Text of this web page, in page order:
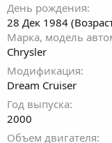
День рождения
28 Дек 1984
Марка, модель
Chrysler
Модификация
Dream Cruiser
Год выпуска
2000
Объем двигателя